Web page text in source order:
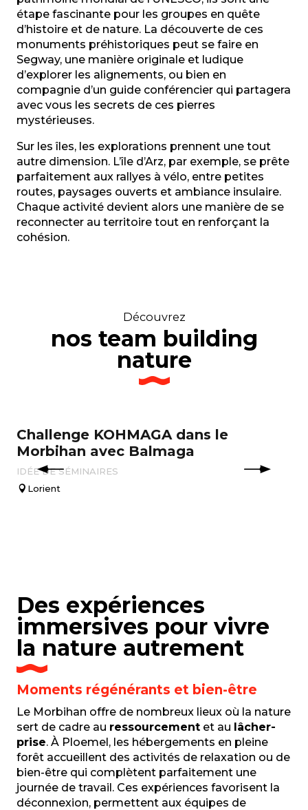
étape fascinante pour les groupes en quête
d’histoire et de nature. La découverte de ces
monuments préhistoriques peut se faire en
Segway, une manière originale et ludique
d’explorer les alignements, ou bien en
compagnie d’un guide conférencier qui partagera
avec vous les secrets de ces pierres
mystérieuses.
Sur les îles, les explorations prennent une tout
autre dimension. L’île d’Arz, par exemple, se prête
parfaitement aux rallyes à vélo, entre petites
routes, paysages ouverts et ambiance insulaire.
Chaque activité devient alors une manière de se
reconnecter au territoire tout en renforçant la
cohésion.
Découvrez
nos team building
nature
Challenge KOHMAGA dans le
Morbihan avec Balmaga
IDÉE DE SÉMINAIRES
Lorient
Des expériences
immersives pour vivre
la nature autrement
Moments régénérants et bien-être
Le Morbihan offre de nombreux lieux où la nature
sert de cadre au ressourcement et au lâcher-
prise. À Ploemel, les hébergements en pleine
forêt accueillent des activités de relaxation ou de
bien-être qui complètent parfaitement une
journée de travail. Ces expériences favorisent la
déconnexion, permettent aux équipes de